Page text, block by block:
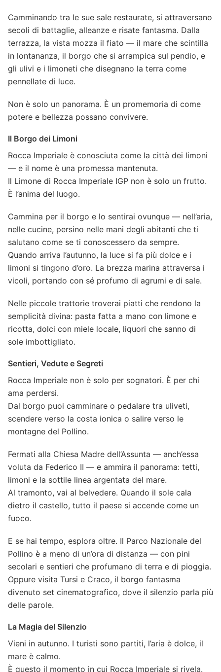
Camminando tra le sue sale restaurate, si attraversano
secoli di battaglie, alleanze e risate fantasma. Dalla
terrazza, la vista mozza il fiato — il mare che scintilla
in lontananza, il borgo che si arrampica sul pendio, e
gli ulivi e i limoneti che disegnano la terra come
pennellate di luce.
Non è solo un panorama. È un promemoria di come
potere e bellezza possano convivere.
Il Borgo dei Limoni
Rocca Imperiale è conosciuta come la città dei limoni
— e il nome è una promessa mantenuta.
Il Limone di Rocca Imperiale IGP non è solo un frutto.
È l’anima del luogo.
Cammina per il borgo e lo sentirai ovunque — nell’aria,
nelle cucine, persino nelle mani degli abitanti che ti
salutano come se ti conoscessero da sempre.
Quando arriva l’autunno, la luce si fa più dolce e i
limoni si tingono d’oro. La brezza marina attraversa i
vicoli, portando con sé profumo di agrumi e di sale.
Nelle piccole trattorie troverai piatti che rendono la
semplicità divina: pasta fatta a mano con limone e
ricotta, dolci con miele locale, liquori che sanno di
sole imbottigliato.
Sentieri, Vedute e Segreti
Rocca Imperiale non è solo per sognatori. È per chi
ama perdersi.
Dal borgo puoi camminare o pedalare tra uliveti,
scendere verso la costa ionica o salire verso le
montagne del Pollino.
Fermati alla Chiesa Madre dell’Assunta — anch’essa
voluta da Federico II — e ammira il panorama: tetti,
limoni e la sottile linea argentata del mare.
Al tramonto, vai al belvedere. Quando il sole cala
dietro il castello, tutto il paese si accende come un
fuoco.
E se hai tempo, esplora oltre. Il Parco Nazionale del
Pollino è a meno di un’ora di distanza — con pini
secolari e sentieri che profumano di terra e di pioggia.
Oppure visita Tursi e Craco, il borgo fantasma
divenuto set cinematografico, dove il silenzio parla più
delle parole.
La Magia del Silenzio
Vieni in autunno. I turisti sono partiti, l’aria è dolce, il
mare è calmo.
È questo il momento in cui Rocca Imperiale si rivela.